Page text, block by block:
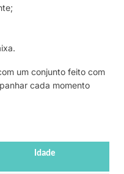
um conjunto feito com
cada momento
Idade